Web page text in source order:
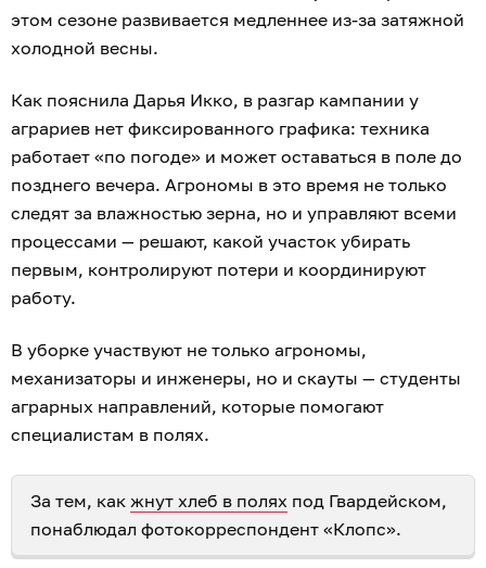
этом сезоне развивается медленнее из-за затяжной
холодной весны.
Как пояснила Дарья Икко, в разгар кампании у
аграриев нет фиксированного графика: техника
работает «по погоде» и может оставаться в поле до
позднего вечера. Агрономы в это время не только
следят за влажностью зерна, но и управляют всеми
процессами — решают, какой участок убирать
первым, контролируют потери и координируют
работу.
В уборке участвуют не только агрономы,
механизаторы и инженеры, но и скауты — студенты
аграрных направлений, которые помогают
специалистам в полях.
За тем, как жнут хлеб в полях под Гвардейском,
понаблюдал фотокорреспондент «Клопс».